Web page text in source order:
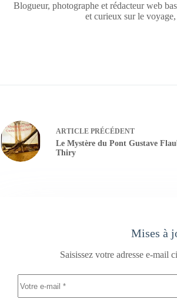
Blogueur, photographe et rédacteur web
et curieux sur le
ARTICLE PRÉCÉDENT
Le Mystère du Pont Gustave
Thiry
Mises à
Saisissez votre adresse e-mail